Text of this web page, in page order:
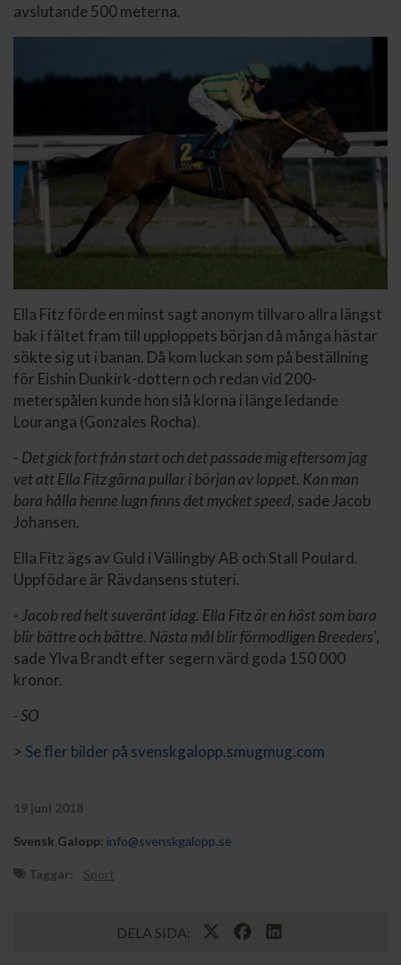
avslutande 500 meterna.
Ella Fitz förde en minst sagt anonym tillvaro allra längst
bak i fältet fram till upploppets början då många hästar
sökte sig ut i banan. Då kom luckan som på beställning
för Eishin Dunkirk-dottern och redan vid 200-
meterspålen kunde hon slå klorna i länge ledande
Louranga (Gonzales Rocha).
- Det gick fort från start och det passade mig eftersom jag
vet att Ella Fitz gärna pullar i början av loppet. Kan man
bara hålla henne lugn finns det mycket speed, sade Jacob
Johansen.
Ella Fitz ägs av Guld i Vällingby AB och Stall Poulard.
Uppfödare är Rävdansens stuteri.
- Jacob red helt suveränt idag. Ella Fitz är en häst som bara
blir bättre och bättre. Nästa mål blir förmodligen Breeders’,
sade Ylva Brandt efter segern värd goda 150 000
kronor.
- SO
> Se fler bilder på svenskgalopp.smugmug.com
19 juni 2018
Svensk Galopp: info@svenskgalopp.se
Taggar: Sport
DELA SIDA: